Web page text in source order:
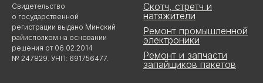
Свидетельство
о государственной
регистрации выдано Минский
райисполком на основании
решения от 06.02.2014
№ 247829. УНП: 691756477.
Скотч, стретч и
натяжители
Ремонт промышленной
электроники
Ремонт и запчасти
запайщиков пакетов